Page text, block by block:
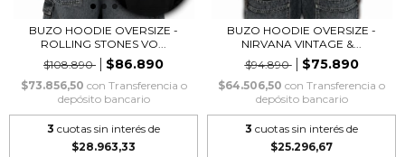
BUZO HOODIE OVERSIZE -
ROLLING STONES VO...
$108.890
$86.890
$73.856,50 con Transferencia o
depósito bancario
3 cuotas sin interés de
$28.963,33
BUZO HOODIE OVERSIZE -
NIRVANA VINTAGE &...
$94.890
$75.890
$64.506,50 con Transferencia o
depósito bancario
3 cuotas sin interés de
$25.296,67